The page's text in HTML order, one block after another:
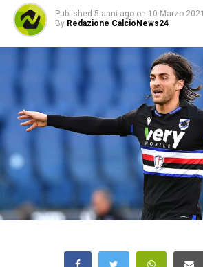
Published 5 anni ago on 10 Marzo 2021
By Redazione CalcioNews24